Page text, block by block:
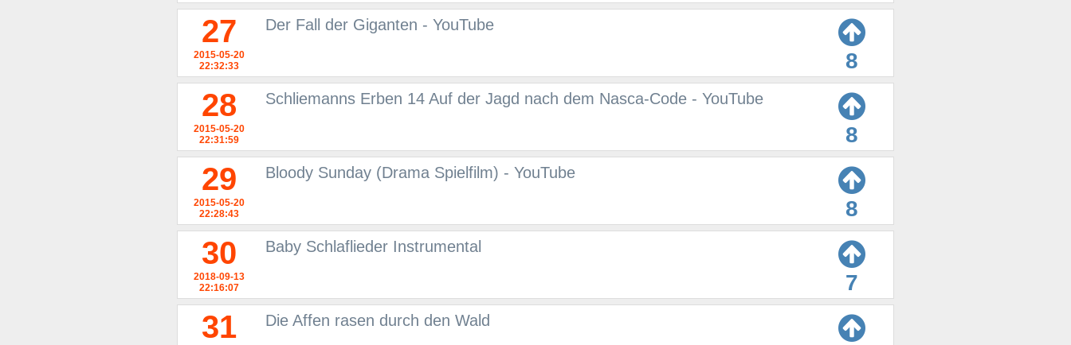
27
2015-05-20
22:32:33
Der Fall der Giganten - YouTube
8
28
2015-05-20
22:31:59
Schliemanns Erben 14 Auf der Jagd nach dem Nasca-Code - YouTube
8
29
2015-05-20
22:28:43
Bloody Sunday (Drama Spielfilm) - YouTube
8
30
2018-09-13
22:16:07
Baby Schlaflieder Instrumental
7
31 Die Affen rasen durch den Wald